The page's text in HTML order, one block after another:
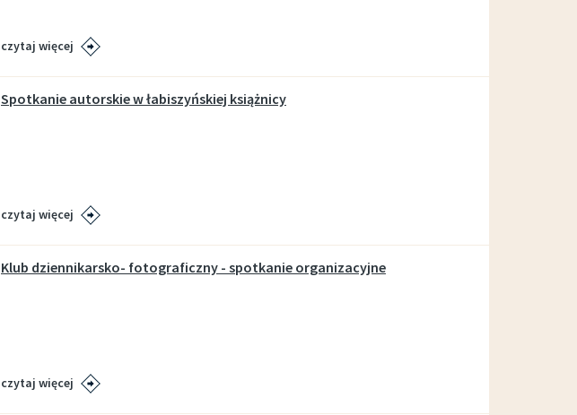
czytaj więcej
Spotkanie autorskie w łabiszyńskiej książnicy
czytaj więcej
Klub dziennikarsko- fotograficzny - spotkanie organizacyjne
czytaj więcej